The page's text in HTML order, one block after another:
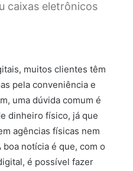
caixas eletrônicos
muitos clientes têm
pela conveniência e
uma dúvida comum é
dinheiro físico, já que
agências físicas nem
notícia é que, com o
é possível fazer